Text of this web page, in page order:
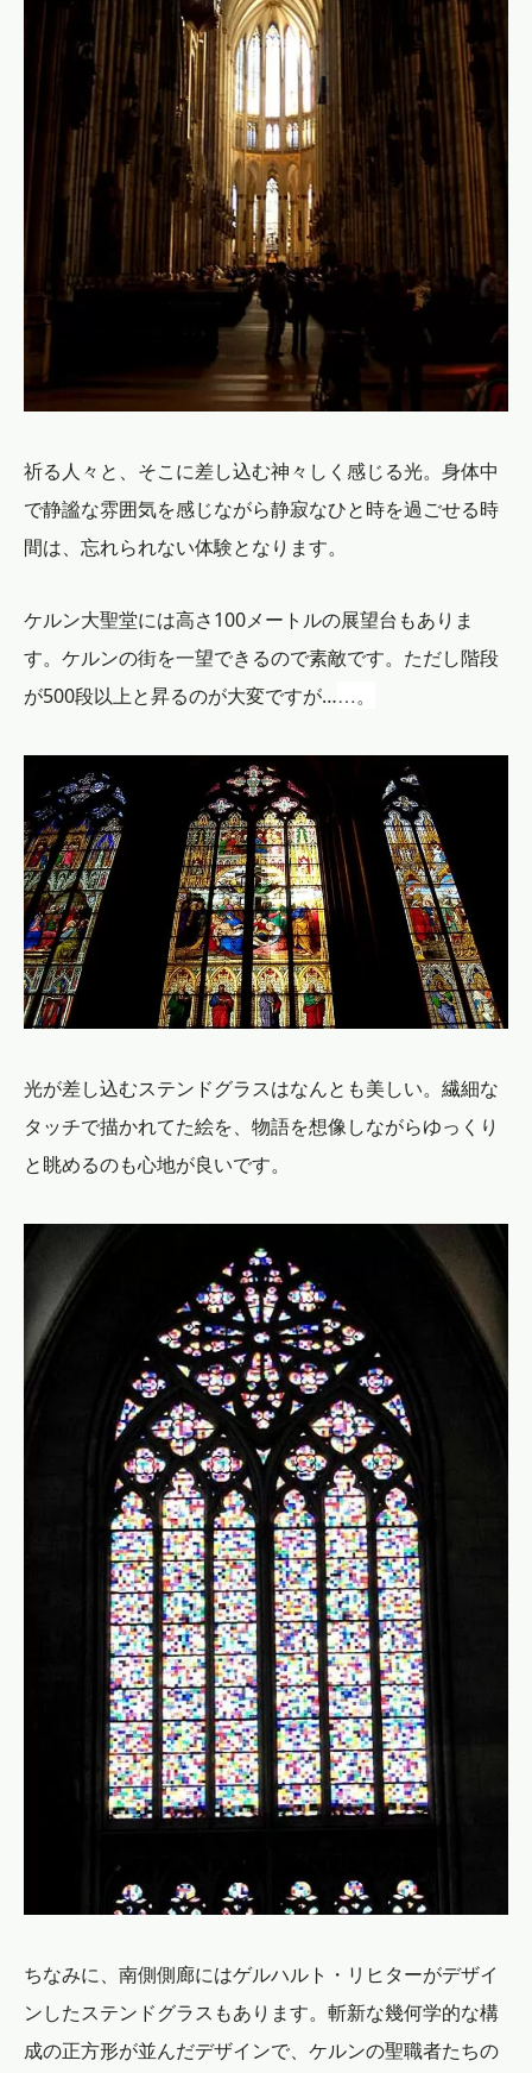
祈る人々と、そこに差し込む神々しく感じる光。身体中
で静謐な雰囲気を感じながら静寂なひと時を過ごせる時
間は、忘れられない体験となります。
ケルン大聖堂には高さ100メートルの展望台もありま
す。ケルンの街を一望できるので素敵です。ただし階段
が500段以上と昇るのが大変ですが……。
光が差し込むステンドグラスはなんとも美しい。繊細な
タッチで描かれてた絵を、物語を想像しながらゆっくり
と眺めるのも心地が良いです。
ちなみに、南側側廊にはゲルハルト・リヒターがデザイ
ンしたステンドグラスもあります。斬新な幾何学的な構
成の正方形が並んだデザインで、ケルンの聖職者たちの